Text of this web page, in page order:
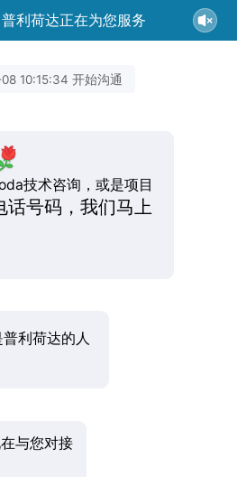
利荷达正在为您服务
10:15:34 开始沟通
技术咨询，或是项目
话号码，我们马上
利荷达的人
与您对接